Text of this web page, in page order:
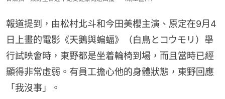
報道提到，由松村北斗和今田美櫻主演、原定在9月4
日上畫的電影《天鵝與蝙蝠》（白鳥とコウモリ）舉
行試映會時，東野都是坐着輪椅到場，而且當時已經
顯得非常虛弱。有員工擔心他的身體狀態，東野回應
「我沒事」。